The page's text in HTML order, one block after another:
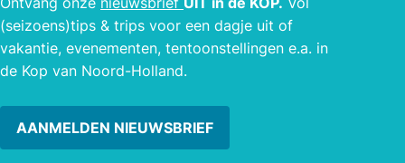
(seizoens)tips & trips voor een dagje uit of
vakantie, evenementen, tentoonstellingen e.a. in
de Kop van Noord-Holland.
AANMELDEN NIEUWSBRIEF